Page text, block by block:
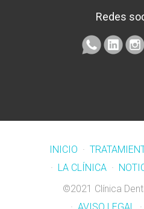
Redes
INICIO ·
· LA CLÍNICA ·
©2021 Clínica